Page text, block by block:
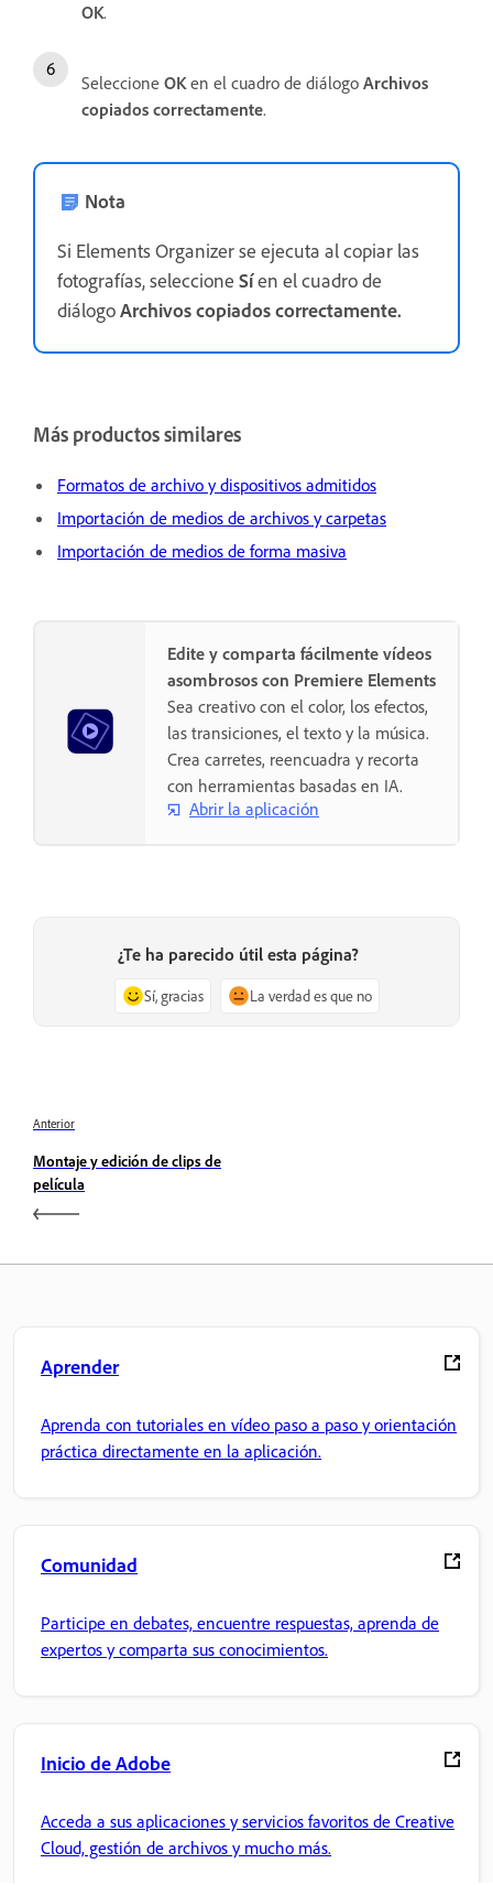
OK.
Seleccione OKen el cuadro de diálogo Archivos
copiados correctamente.
Nota
Si Elements Organizer se ejecuta al copiar las
fotografías, seleccione Síen el cuadro de
diálogoArchivos copiados correctamente.
Más productos similares
Formatos de archivo y dispositivos admitidos
Importación de medios de archivos y carpetas
Importación de medios de forma masiva
Edite y comparta fácilmente vídeos
asombrosos con Premiere Elements
Sea creativo con el color, los efectos,
las transiciones, el texto y la música.
Crea carretes, reencuadra y recorta
con herramientas basadas en IA.
Abrir la aplicación
¿Te ha parecido útil esta página?
Sí, gracias La verdad es que no
Anterior
Montaje y edición de clips de
película
Aprender
Aprenda con tutoriales en vídeo paso a paso y orientación
práctica directamente en la aplicación.
Comunidad
Participe en debates, encuentre respuestas, aprenda de
expertos y comparta sus conocimientos.
Inicio de Adobe
Acceda a sus aplicaciones y servicios favoritos de Creative
Cloud, gestión de archivos y mucho más.